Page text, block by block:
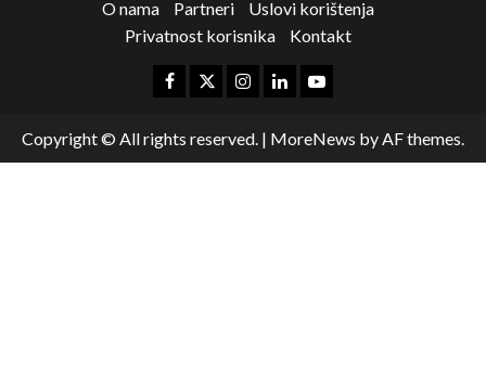
O nama Partneri
Uslovi korištenja
Privatnost korisnika
Kontakt
Copyright © All rights reserved. | MoreNews by AF themes.